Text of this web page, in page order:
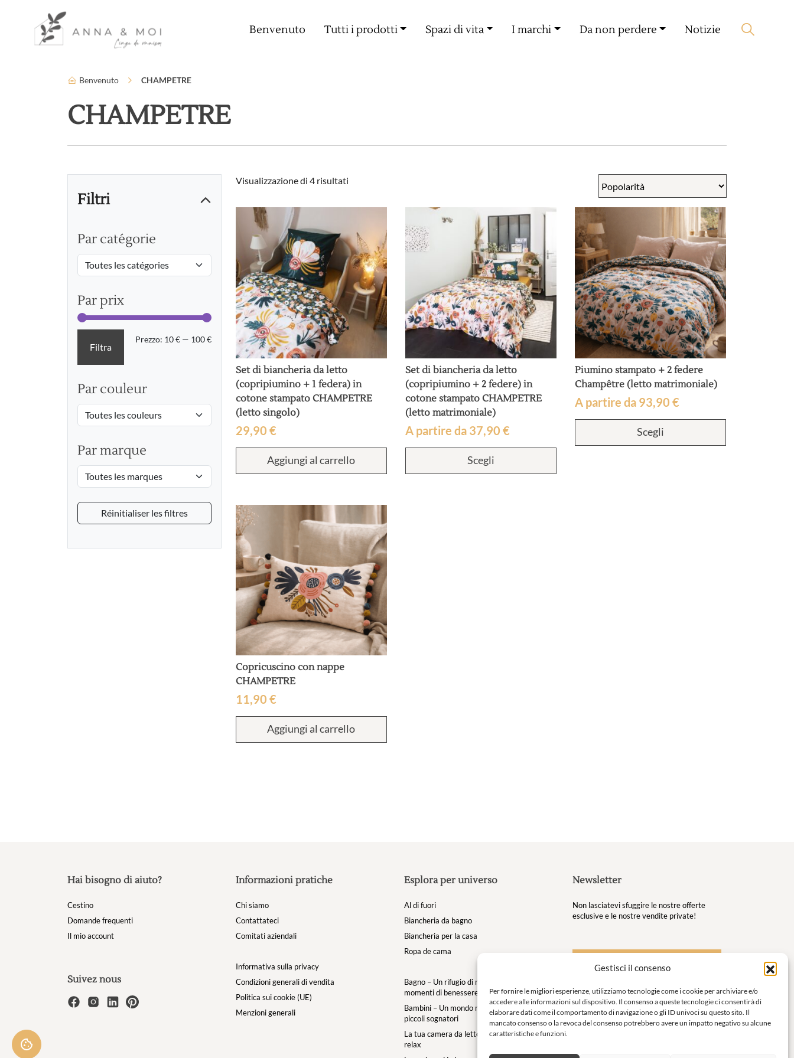
Gestisci il consenso
Per fornire le migliori esperienze, utilizziamo tecnologie come i cookie per archiviare e/o
accedere alle informazioni sul dispositivo. Il consenso a queste tecnologie ci consentirà di
elaborare dati come il comportamento di navigazione o gli ID univoci su questo sito. Il
mancato consenso o la revoca del consenso potrebbero avere un impatto negativo su alcune
caratteristiche e funzioni.
Parametri di accessibilità
Benvenuto Tutti i prodotti Spazi di vita I marchi Da non perdere Notizie
Benvenuto CHAMPETRE
CHAMPETRE
Filtri
Par catégorie
Par prix
Prezzo
Prezzo
Filtra
Prezzo: 10 € — 100 €
Par couleur
Par marque
Réinitialiser les filtres
Visualizzazione di 4 risultati
Set di biancheria da letto
(copripiumino + 1 federa) in
cotone stampato CHAMPETRE
(letto singolo)
29,90 €
Aggiungi al carrello
Set di biancheria da letto
(copripiumino + 2 federe) in
cotone stampato CHAMPETRE
(letto matrimoniale)
A partire da 37,90€
Scegli
Questo
ha
Piumino stampato + 2 federe
Champêtre (letto matrimoniale)
A partire da 93,90€
Scegli
Questo
ha
Copricuscino con nappe
CHAMPETRE
11,90 €
Aggiungi al carrello
Hai bisogno di aiuto?
Cestino
Domande frequenti
Il mio account
Suivez nous
Informazioni pratiche
Chi siamo
Contattateci
Comitati aziendali
Informativa sulla privacy
Condizioni generali di vendita
Politica sui cookie (UE)
Menzioni generali
Esplora per universo
Al di fuori
Biancheria da bagno
Biancheria per la casa
Ropa de cama
Bagno – Un rifugio di morbidezza per i tuoi
momenti di benessere
Bambini – Un mondo morbido e magico per
piccoli sognatori
La tua camera da letto – un’oasi di comfort e
relax
Newsletter
Non lasciatevi sfuggire le nostre offerte
esclusive e le nostre vendite private!
S'inscrire à la newsletter